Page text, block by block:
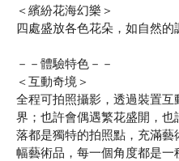
＜繽紛花海幻樂＞
四處盛放各色花朵，如自然的
－－體驗特色－－
＜互動奇境＞
全程可拍照攝影，透過裝置
界；也許會偶遇繁花盛開，
落都是獨特的拍照點，充滿
幅藝術品，每一個角度都是一